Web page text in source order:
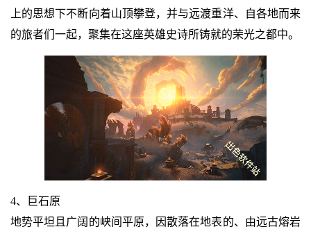
上的思想下不断向着山顶攀登，并与远渡重洋、自各地而来
的旅者们一起，聚集在这座英雄史诗所铸就的荣光之都中。
4、巨石原
地势平坦且广阔的峡间平原，因散落在地表的、由远古熔岩